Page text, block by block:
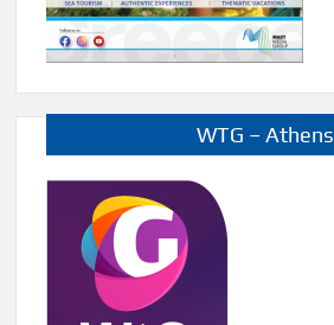
WTG – Athens